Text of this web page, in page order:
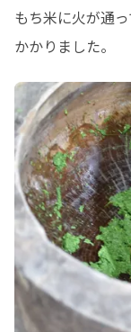
もち米に火が通
かかりました。